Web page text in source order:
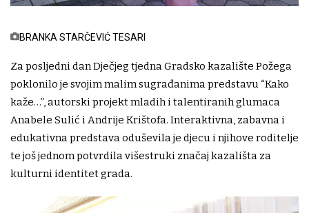
BRANKA STARČEVIĆ TESARI
Za posljedni dan Dječjeg tjedna Gradsko kazalište Požega
poklonilo je svojim malim sugrađanima predstavu “Kako
kaže…”, autorski projekt mladih i talentiranih glumaca
Anabele Sulić i Andrije Krištofa. Interaktivna, zabavna i
edukativna predstava oduševila je djecu i njihove roditelje
te još jednom potvrdila višestruki značaj kazališta za
kulturni identitet grada.